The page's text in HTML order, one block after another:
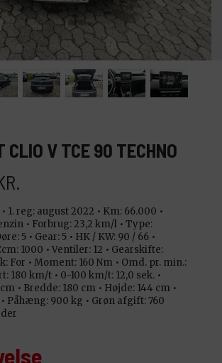
CLIO V TCE 90 TECHNO
1. reg: august 2022 • Km: 66.000 •
• Forbrug: 23,2 km/l • Type:
5 • Gear: 5 • HK / KW: 90 / 66 •
1000 • Ventiler: 12 • Gearskifte:
For • Moment: 160 Nm • Omd. pr. min.:
180 km/t • 0-100 km/t: 12,0 sek. •
• Bredde: 180 cm • Højde: 144 cm •
Påhæng: 900 kg • Grøn afgift: 760